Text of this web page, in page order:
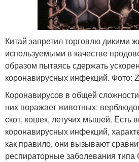
Китай запретил торговлю дикими
используемыми в качестве
образом пытаясь сдержать
коронавирусных инфекций. Фото:
Коронавирусов в общей
них поражает животных:
скот, кошек, летучих мышей. Есть
коронавирусных инфекций,
как правило, они вызывают
респираторные заболевания